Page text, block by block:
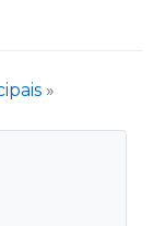
»